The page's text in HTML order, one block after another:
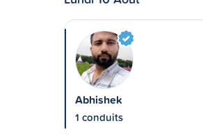
Abhishek
1 conduits